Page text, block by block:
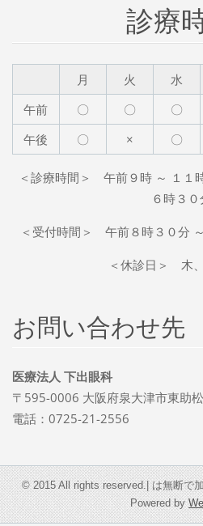
診療
月 火 水
午前
〇 〇 〇
午後
〇 × 〇
＜診療時間＞ 午前９時 ～ １
６時３０
＜受付時間＞ 午前８時３０分
＜休診日＞ 木
お問い合わせ先
医療法人 下出眼科
〒595-0006 大阪府泉大津市東助
電話：0725-21-2556
© 2015 All rights reserved.| は無断で
Powered by